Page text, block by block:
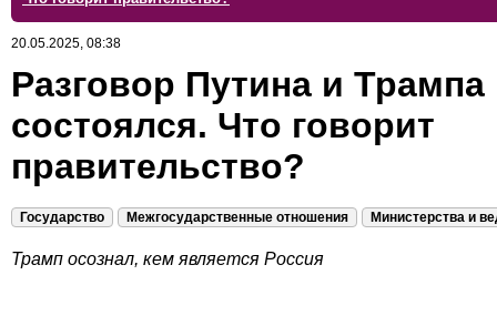
20.05.2025, 08:38
Разговор Путина и Трампа
состоялся. Что говорит
правительство?
Государство Межгосударственные отношения Министерства и
Трамп осознал, кем является Россия